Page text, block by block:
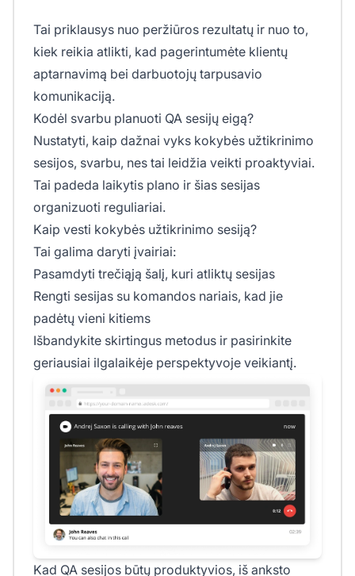
Tai priklausys nuo peržiūros rezultatų ir nuo to,
kiek reikia atlikti, kad pagerintumėte klientų
aptarnavimą bei darbuotojų tarpusavio
komunikaciją.
Kodėl svarbu planuoti QA sesijų eigą?
Nustatyti, kaip dažnai vyks kokybės užtikrinimo
sesijos, svarbu, nes tai leidžia veikti proaktyviai.
Tai padeda laikytis plano ir šias sesijas
organizuoti reguliariai.
Kaip vesti kokybės užtikrinimo sesiją?
Tai galima daryti įvairiai:
Pasamdyti trečiąją šalį, kuri atliktų sesijas
Rengti sesijas su komandos nariais, kad jie
padėtų vieni kitiems
Išbandykite skirtingus metodus ir pasirinkite
geriausiai ilgalaikėje perspektyvoje veikiantį.
Kad QA sesijos būtų produktyvios, iš anksto